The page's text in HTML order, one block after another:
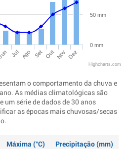
Jul Ago Set Out Nov Dez
0 mm
50 mm
Highcharts.com
o comportamento da chuva e
As médias climatológicas são
série de dados de 30 anos
as épocas mais chuvosas/secas
Máxima (°C)
Precipitação (mm)